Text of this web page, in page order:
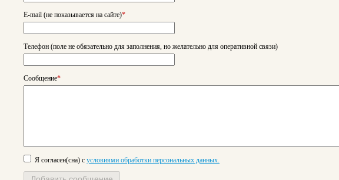
E-mail (не показывается на сайте)*
Телефон (поле не обязательно для заполнения, но желательно для оперативной связи)
Сообщение*
Я согласен(сна) с условиями обработки персональных данных.